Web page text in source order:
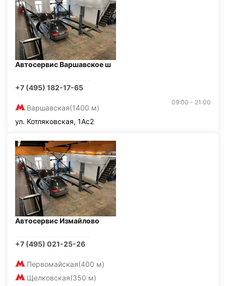
Автосервис Варшавское ш
+7 (495) 182-17-65
Варшавская(1400 м)
09:00 - 21:00
ул. Котляковская, 1Ас2
Автосервис Измайлово
+7 (495) 021-25-26
Первомайская(400 м)
Щелковская(350 м)